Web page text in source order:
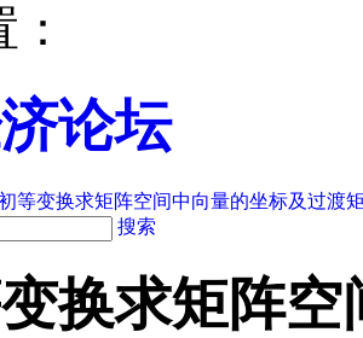
论坛
等变换求矩阵空间中向量的坐标及过渡
搜索
换求矩阵